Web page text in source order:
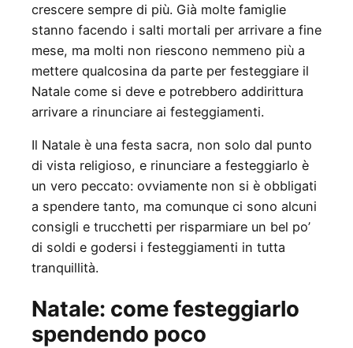
crescere sempre di più. Già molte famiglie
stanno facendo i salti mortali per arrivare a fine
mese, ma molti non riescono nemmeno più a
mettere qualcosina da parte per festeggiare il
Natale come si deve e potrebbero addirittura
arrivare a rinunciare ai festeggiamenti.
Il Natale è una festa sacra, non solo dal punto
di vista religioso, e rinunciare a festeggiarlo è
un vero peccato: ovviamente non si è obbligati
a spendere tanto, ma comunque ci sono alcuni
consigli e trucchetti per risparmiare un bel po’
di soldi e godersi i festeggiamenti in tutta
tranquillità.
Natale: come festeggiarlo
spendendo poco